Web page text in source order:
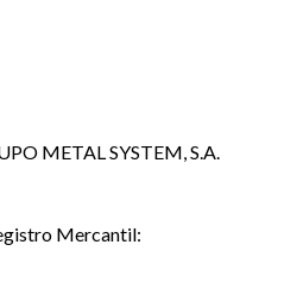
METAL SYSTEM, S.A.
Mercantil: